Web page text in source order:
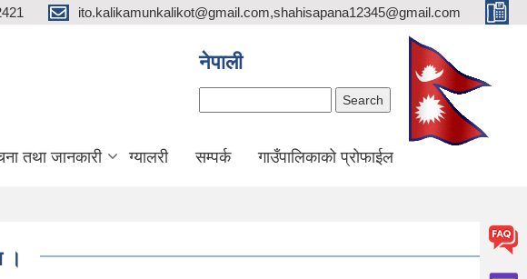
ito.kalikamunkalikot@gmail.com,shahisapana12345@gmail.com
नेपाली
तथा जानकारी ग्यालरी सम्पर्क गाउँपालिकाको प्रोफाईल
।